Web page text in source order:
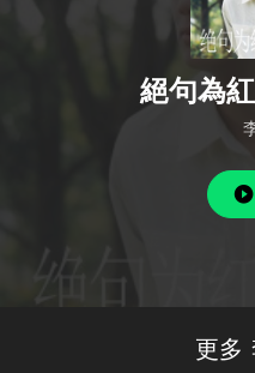
絕句為
更多